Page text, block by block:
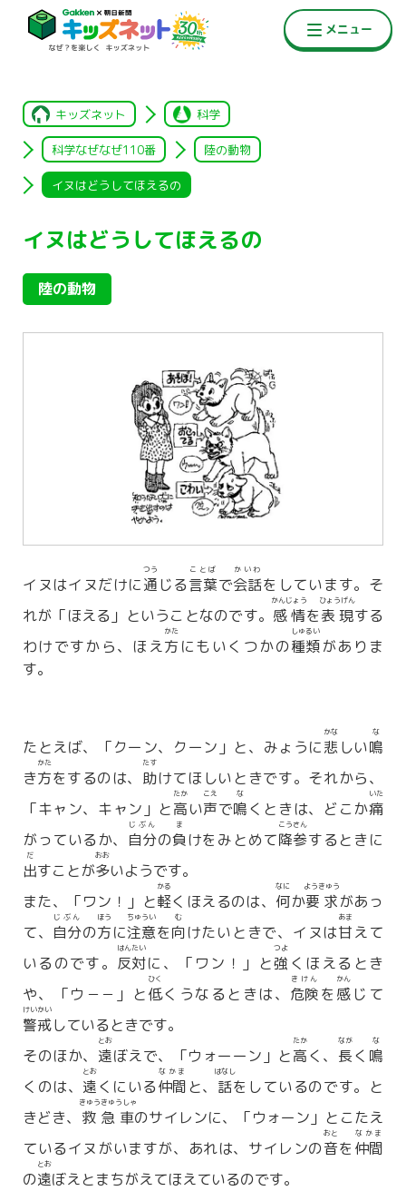
キッズネット 科学
科学なぜなぜ110番 陸の動物
イヌはどうしてほえるの
イヌはどうしてほえるの
陸の動物
イヌはイヌだけに通
つう
じる言葉
ことば
で会話
かいわ
をしています。そ
れが「ほえる」ということなのです。 感情
かんじょう
を表現
ひょうげん
する
わけですから、ほえ方
かた
にもいくつかの種類
しゅるい
がありま
す。
たとえば、「クーン、クーン」と、みょうに悲
かな
しい鳴
な
き方
かた
をするのは、 助
たす
けてほしいときです。それから、
「キャン、キャン」と高
たか
い声
こえ
で鳴
な
くときは、どこか痛
いた
がっているか、 自分
じぶん
の負
ま
けをみとめて降参
こうさん
するときに
出
だ
すことが多
おお
いようです。
また、「ワン！」と軽
かる
くほえるのは、 何
なに
か要求
ようきゅう
があっ
て、 自分
じぶん
の方
ほう
に注意
ちゅうい
を向
む
けたいときで、イヌは甘
あま
えて
いるのです。 反対
はんたい
に、「ワン！」と強
つよ
くほえるとき
や、「ウ－－」と低
ひく
くうなるときは、 危険
きけん
を 感
かん
じて
警戒
けいかい
しているときです。
そのほか、 遠
とお
ぼえで、「ウォーーン」と高
たか
く、 長
なが
く 鳴
な
くのは、 遠
とお
くにいる仲間
なかま
と、 話
はなし
をしているのです。と
きどき、 救急車
きゅうきゅうしゃ
のサイレンに、「ウォーン」とこたえ
ているイヌがいますが、あれは、サイレンの音
おと
を 仲間
なかま
の遠
とお
ぼえとまちがえてほえているのです。